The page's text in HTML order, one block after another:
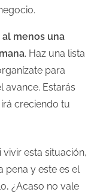
menos una
. Haz una lista
para
avance. Estarás
creciendo tu
esta situación,
pena y este es el
¿Acaso no vale